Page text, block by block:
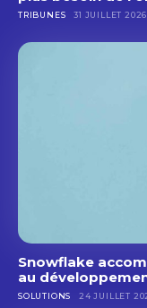
TRIBUNES 31 JUILLET 2026
Snowflake
au
SOLUTIONS 24 JUILLET